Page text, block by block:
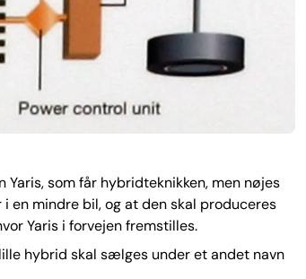
som får hybridteknikken, men nøjes
en mindre bil, og at den skal produceres
Yaris i forvejen fremstilles.
hybrid skal sælges under et andet navn